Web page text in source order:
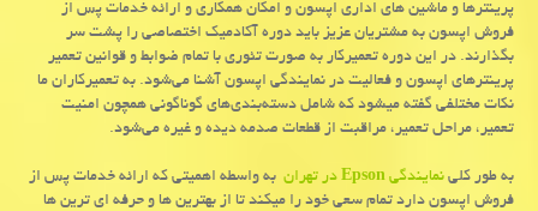
پرینترها و ماشین های اداری اپسون و امکان همکاری و ارائه خدمات پس از
فروش اپسون به مشتریان عزیز باید دوره آکادمیک اختصاصی را پشت سر
بگذارند. در این دوره تعمیرکار به صورت تئوری با تمام ضوابط و قوانین تعمیر
پرینترهای اپسون و فعالیت در نمایندگی اپسون آشنا می‌شود. به تعمیرکاران ما
نکات مختلفی گفته میشود که شامل دسته‌بندی‌های گوناگونی همچون امنیت
تعمیر، مراحل تعمیر، مراقبت از قطعات صدمه دیده و غیره می‌شود.
به طور کلینمایندگیEpsonدر تهرانبه واسطه اهمیتی که ارائه خدمات پس از
فروش اپسون دارد تمام سعی خود را میکند تا از بهترین ها و حرفه ای ترین ها